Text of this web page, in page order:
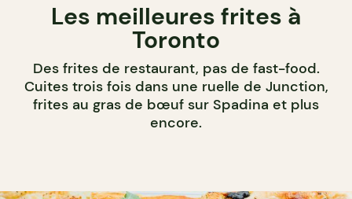
Les meilleures frites à
Toronto
Des frites de restaurant, pas de fast-food.
Cuites trois fois dans une ruelle de Junction,
frites au gras de bœuf sur Spadina et plus
encore.